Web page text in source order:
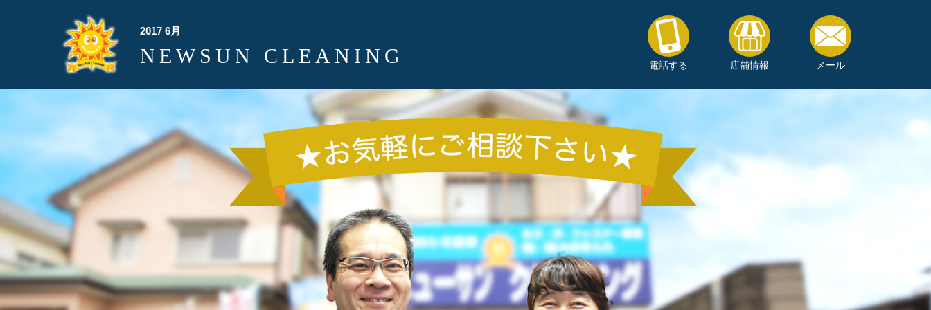
2017 6月
NEWSUN CLEANING 電話する 店舗情報 メール